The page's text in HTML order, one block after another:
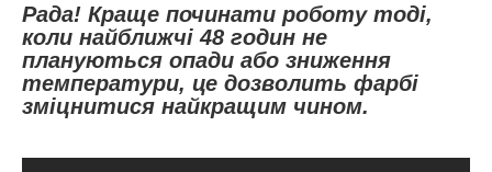
Рада! Краще починати роботу тоді,
коли найближчі 48 годин не
плануються опади або зниження
температури, це дозволить фарбі
зміцнитися найкращим чином.